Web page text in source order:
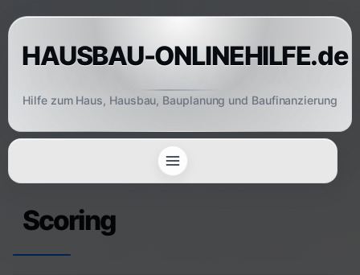
Skip
to
contentHAUSBAU-ONLINEHILFE.de
Hilfe zum Haus, Hausbau, Bauplanung und Baufinanzierung
Scoring